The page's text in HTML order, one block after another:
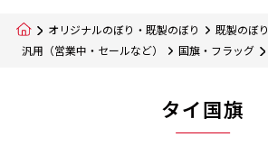
オリジナルのぼり・既製のぼり
既製のぼり
汎用（営業中・セールなど）
国旗・フラッグ
タイ国旗